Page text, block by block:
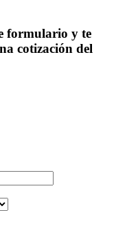
formulario y te
cotización del